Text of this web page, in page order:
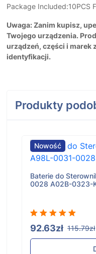
Package Included:10PCS
Uwaga: Zanim kupisz,
Twojego urządzenia.
urządzeń, części i marek
identyfikacji.
Produkty
Nowość
Baterie do
0028 A02B-0323-
92.63zł 115.79zł